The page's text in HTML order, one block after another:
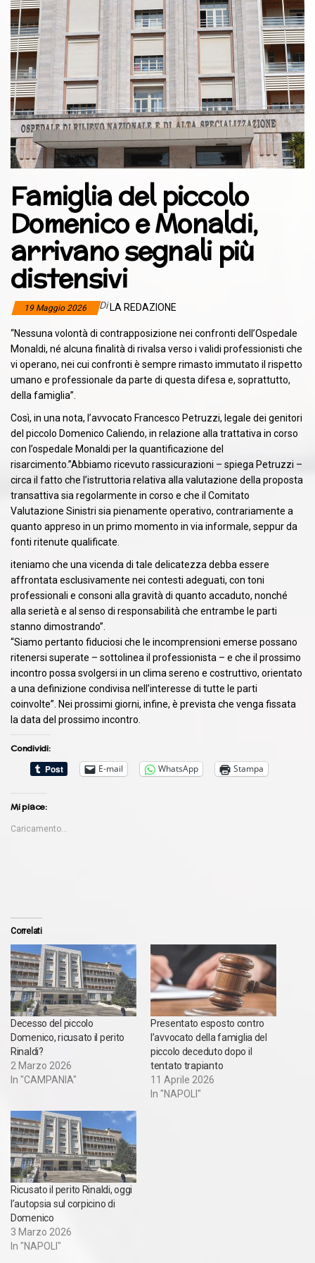
Famiglia del piccolo
Domenico e Monaldi,
arrivano segnali più
distensivi
19 Maggio 2026 DiLA REDAZIONE
“Nessuna volontà di contrapposizione nei confronti dell’Ospedale
Monaldi, né alcuna finalità di rivalsa verso i validi professionisti che
vi operano, nei cui confronti è sempre rimasto immutato il rispetto
umano e professionale da parte di questa difesa e, soprattutto,
della famiglia”.
Così, in una nota, l’avvocato Francesco Petruzzi, legale dei genitori
del piccolo Domenico Caliendo, in relazione alla trattativa in corso
con l’ospedale Monaldi per la quantificazione del
risarcimento.”Abbiamo ricevuto rassicurazioni – spiega Petruzzi –
circa il fatto che l’istruttoria relativa alla valutazione della proposta
transattiva sia regolarmente in corso e che il Comitato
Valutazione Sinistri sia pienamente operativo, contrariamente a
quanto appreso in un primo momento in via informale, seppur da
fonti ritenute qualificate.
iteniamo che una vicenda di tale delicatezza debba essere
affrontata esclusivamente nei contesti adeguati, con toni
professionali e consoni alla gravità di quanto accaduto, nonché
alla serietà e al senso di responsabilità che entrambe le parti
stanno dimostrando”.
“Siamo pertanto fiduciosi che le incomprensioni emerse possano
ritenersi superate – sottolinea il professionista – e che il prossimo
incontro possa svolgersi in un clima sereno e costruttivo, orientato
a una definizione condivisa nell’interesse di tutte le parti
coinvolte”. Nei prossimi giorni, infine, è prevista che venga fissata
la data del prossimo incontro.
Condividi:
E-mail
WhatsApp Stampa
Mi piace:
Caricamento...
Correlati
Decesso del piccolo
Domenico, ricusato il perito
Rinaldi?
2 Marzo 2026
In "CAMPANIA"
Presentato esposto contro
l’avvocato della famiglia del
piccolo deceduto dopo il
tentato trapianto
11 Aprile 2026
In "NAPOLI"
Ricusato il perito Rinaldi, oggi
l’autopsia sul corpicino di
Domenico
3 Marzo 2026
In "NAPOLI"